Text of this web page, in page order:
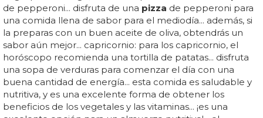
de pepperoni... disfruta de una pizza de pepperoni para
una comida llena de sabor para el mediodía... además, si
la preparas con un buen aceite de oliva, obtendrás un
sabor aún mejor... capricornio: para los capricornio, el
horóscopo recomienda una tortilla de patatas... disfruta
una sopa de verduras para comenzar el día con una
buena cantidad de energía... esta comida es saludable y
nutritiva, y es una excelente forma de obtener los
beneficios de los vegetales y las vitaminas... ¡es una